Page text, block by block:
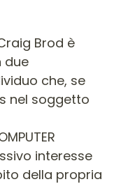
Brod è
due
che, se
nel soggetto
interesse
della propria